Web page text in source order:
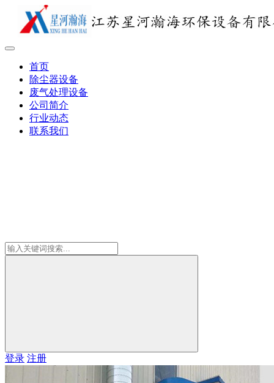
首页
除尘器设备
废气处理设备
公司简介
行业动态
联系我们
登录 注册